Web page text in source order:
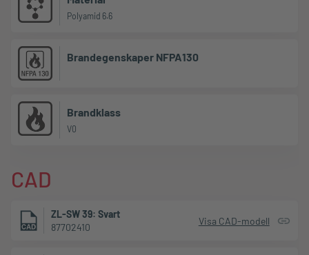
Polyamid 6.6
Brandegenskaper NFPA130
Brandklass
V0
CAD
ZL-SW 39: Svart
87702410
Visa CAD-modell